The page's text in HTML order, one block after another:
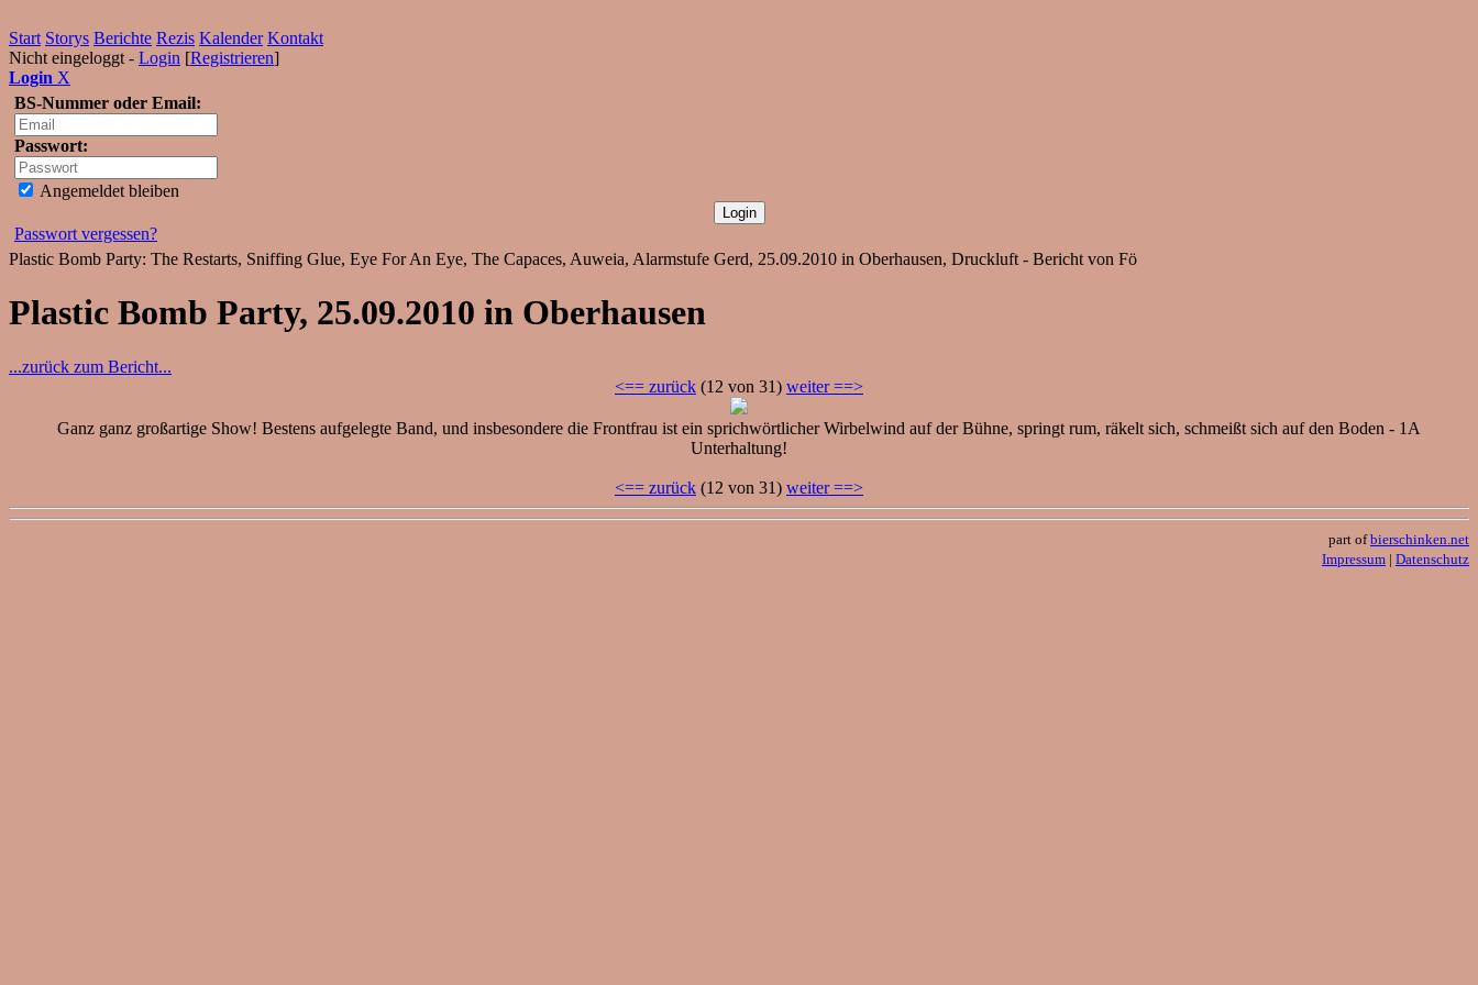
Start Storys Berichte Rezis Kalender Kontakt
Nicht eingeloggt - Login [Registrieren]
Login X
BS-Nummer oder Email:
Passwort:
Angemeldet bleiben
Passwort vergessen?
Plastic Bomb Party: The Restarts, Sniffing Glue, Eye For An Eye, The Capaces, Auweia, Alarmstufe Gerd, 25.09.2010 in Oberhausen, Druckluft - Bericht von Fö
Plastic Bomb Party, 25.09.2010 in Oberhausen
...zurück zum Bericht...
<== zurück (12 von 31) weiter ==>
Ganz ganz großartige Show! Bestens aufgelegte Band, und insbesondere die Frontfrau ist ein sprichwörtlicher Wirbelwind auf der Bühne, springt rum, räkelt sich, schmeißt sich auf den Boden - 1A
Unterhaltung!
<== zurück (12 von 31) weiter ==>
part ofbierschinken.net
Impressum | Datenschutz